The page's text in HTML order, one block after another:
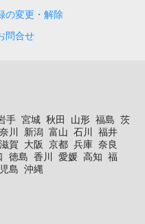
の変更・解除
問合せ
手 宮城 秋田 山形 福島 茨
川 新潟 富山 石川
福井
滋賀 大阪 京都 兵庫 奈良
徳島 香川 愛媛 高知 福
島 沖縄